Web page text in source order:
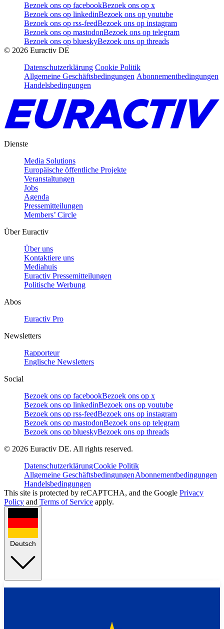
Bezoek ons op facebookBezoek ons op x
Bezoek ons op linkedinBezoek ons op youtube
Bezoek ons op rss-feedBezoek ons op instagram
Bezoek ons op mastodonBezoek ons op telegram
Bezoek ons op blueskyBezoek ons op threads
© 2026 Euractiv DE
Datenschutzerklärung Cookie Politik
Allgemeine Geschäftsbedingungen Abonnementbedingungen
Handelsbedingungen
Dienste
Media Solutions
Europäische öffentliche Projekte
Veranstaltungen
Jobs
Agenda
Pressemitteilungen
Members’ Circle
Über Euractiv
Über uns
Kontaktiere uns
Mediahuis
Euractiv Pressemitteilungen
Politische Werbung
Abos
Euractiv Pro
Newsletters
Rapporteur
Englische Newsletters
Social
Bezoek ons op facebookBezoek ons op x
Bezoek ons op linkedinBezoek ons op youtube
Bezoek ons op rss-feedBezoek ons op instagram
Bezoek ons op mastodonBezoek ons op telegram
Bezoek ons op blueskyBezoek ons op threads
© 2026 Euractiv DE. All rights reserved.
DatenschutzerklärungCookie Politik
Allgemeine GeschäftsbedingungenAbonnementbedingungen
Handelsbedingungen
This site is protected by reCAPTCHA, and the Google Privacy
Policy and Terms of Service apply.
Deutsch